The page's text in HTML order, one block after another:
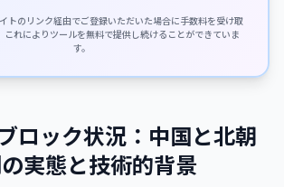
のリンク経由でご登録いただいた場合に手数料を受け取
これによりツールを無料で提供し続けることができていま
す。
ロック状況：中国と北朝
実態と技術的背景